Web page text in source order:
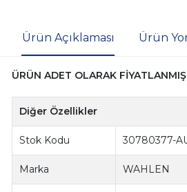
Ürün Açıklaması Ürün
ÜRÜN ADET OLARAK
Diğer Özellikler
Stok Kodu 30780377-
Marka WAHLEN